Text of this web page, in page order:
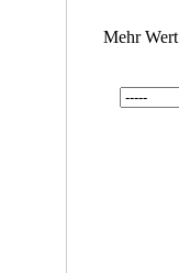
Mehr Wert